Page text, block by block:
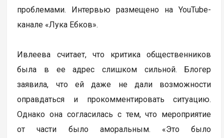
проблемами. Интервью размещено на YouTube-
канале «Лука Ебков».
Ивлеева считает, что критика общественников
была в ее адрес слишком сильной. Блогер
заявила, что ей даже не дали возможности
оправдаться и прокомментировать ситуацию.
Однако она согласилась с тем, что мероприятие
от части было аморальным. «Это было